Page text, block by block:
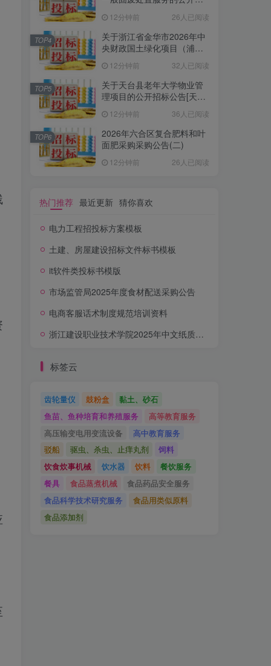
询有限公司]
12分钟前 26人已阅读
关于浙江省金华市2026年中
央财政国土绿化项目（浦江
公告[科信联合工程咨询有限
公司]
12分钟前 32人已阅读
TOP4
关于天台县老年大学物业管
理项目的公开招标公告[天台
12分钟前 36人已阅读
TOP5
2026年六合区复合肥料和叶
面肥采购采购公告(二)
12分钟前 26人已阅读
TOP6
热门推荐 最近更新 猜你喜欢
电力工程招投标方案模板
土建、房屋建设招标文件标书模板
it软件类投标书模版
市场监管局2025年度食材配送采购公告
电商客服话术制度规范培训资料
浙江建设职业技术学院2025年中文纸质图书采购项目公开招标公告
标签云
齿轮量仪 鼓粉盒
黏土、砂石
鱼苗、鱼种培育和养殖服务
高等教育服务
高压输变电用变流设备
高中教育服务
驳船
驱虫、杀虫、止痒丸剂
饲料
饮食炊事机械
饮水器 饮料
餐饮服务
餐具
食品蒸煮机械
食品药品安全服务
食品科学技术研究服务
食品用类似原料
食品添加剂